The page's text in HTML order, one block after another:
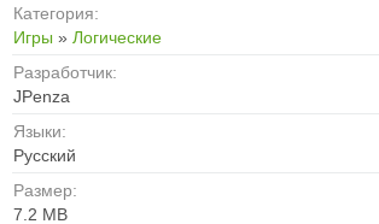
Категория:
Игры » Логические
Разработчик:
JPenza
Языки:
Русский
Размер:
7.2 MB